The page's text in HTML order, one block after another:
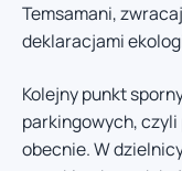
Temsamani,
deklaracjami
Kolejny punkt
parkingowych,
obecnie. W